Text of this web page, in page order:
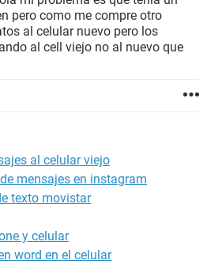
pero como me compre otro
al celular nuevo pero los
al cell viejo no al nuevo que
al celular viejo
mensajes en instagram
texto movistar
y celular
word en el celular